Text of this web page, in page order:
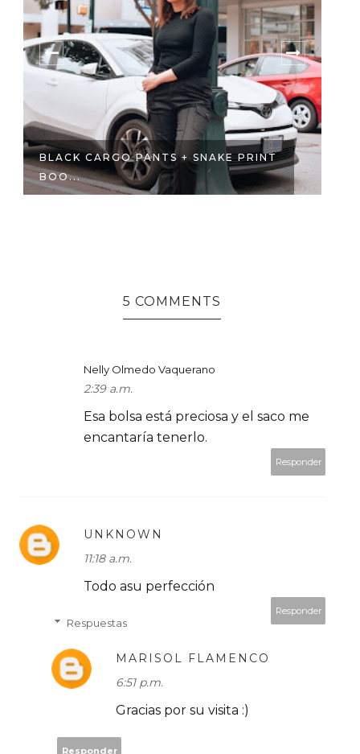
BLACK CARGO PANTS + SNAKE PRINT
BOO...
5 COMMENTS
Nelly Olmedo Vaquerano
2:39 a.m.
Esa bolsa está preciosa y el saco me
encantaría tenerlo.
Responder
UNKNOWN
11:18 a.m.
Todo asu perfección
Responder
Respuestas
MARISOL FLAMENCO
6:51 p.m.
Gracias por su visita :)
Responder